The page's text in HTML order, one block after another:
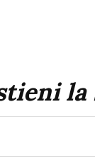
la